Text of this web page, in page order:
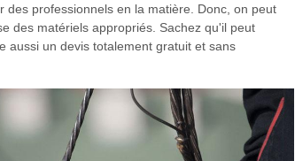
professionnels en la matière. Donc, on peut
des matériels appropriés. Sachez qu'il peut
aussi un devis totalement gratuit et sans